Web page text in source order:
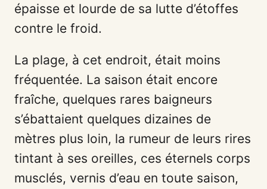
épaisse et lourde de sa lutte d’étoffes
contre le froid.
La plage, à cet endroit, était moins
fréquentée. La saison était encore
fraîche, quelques rares baigneurs
s’ébattaient quelques dizaines de
mètres plus loin, la rumeur de leurs rires
tintant à ses oreilles, ces éternels corps
musclés, vernis d’eau en toute saison,